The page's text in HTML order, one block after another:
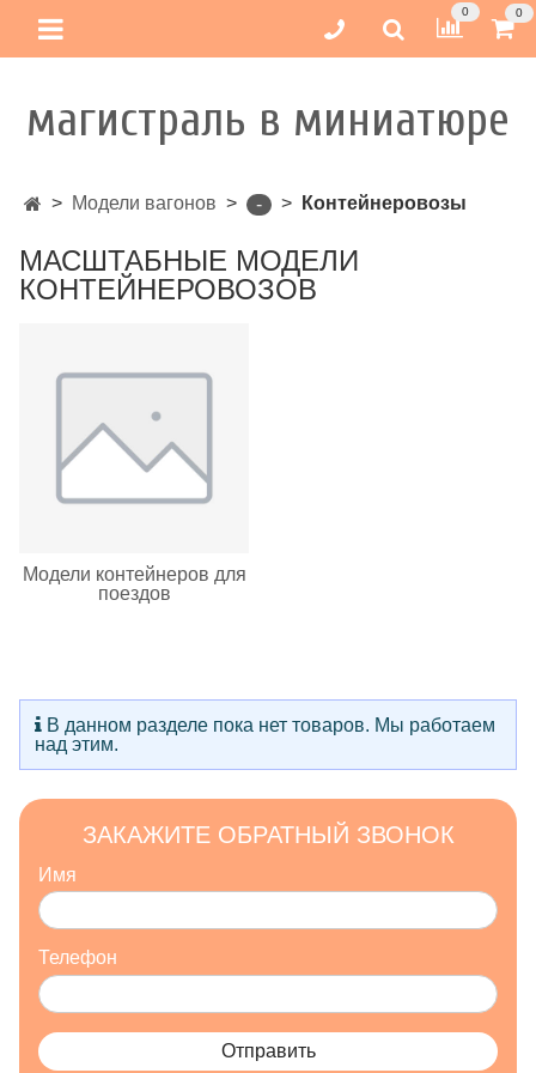
0 0
магистраль в миниатюре
Модели вагонов - Контейнеровозы
МАСШТАБНЫЕ МОДЕЛИ
КОНТЕЙНЕРОВОЗОВ
Модели контейнеров для
поездов
В данном разделе пока нет товаров. Мы работаем
над этим.
ЗАКАЖИТЕ ОБРАТНЫЙ ЗВОНОК
Имя
Телефон
Отправить